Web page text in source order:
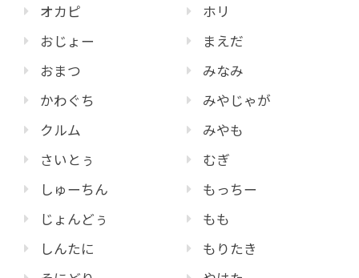
オカピ
おじょー
おまつ
かわぐち
クルム
さいとぅ
しゅーちん
じょんどぅ
しんたに
ホリ
まえだ
みなみ
みやじゃが
みやも
むぎ
もっちー
もも
もりたき